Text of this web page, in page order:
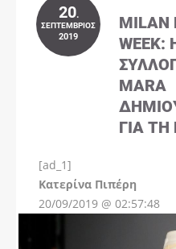
20.
ΣΕΠΤΈΜΒΡΙΟΣ
2019
MILAN
WEEK:
MARA
ΓΙΑ ΤΗ
[ad_1]
Kατερίνα Πιπέρη
20/09/2019 @ 02:57:48